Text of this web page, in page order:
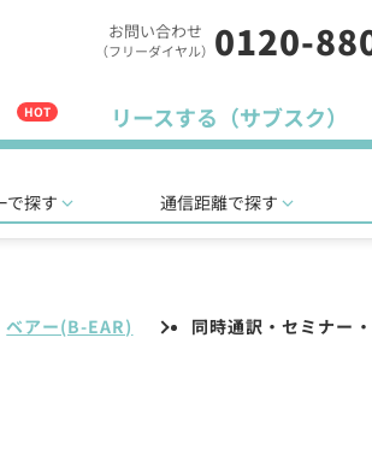
お問い合わせ
（フリーダイヤル） 0120-
HOT リースする（サブスク）
で探す 通信距離で探す
ベアー(B-EAR) 同時通訳・セミナー